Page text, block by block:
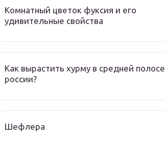
Комнатный цветок фуксия и его
удивительные свойства
Как вырастить хурму в средней полосе
россии?
Шефлера